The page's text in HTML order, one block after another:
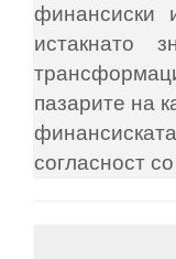
финансиски
истакнато
пазарите на
согласност